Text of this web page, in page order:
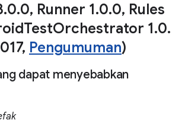
.0.0, Runner 1.0.0, Rules
TestOrchestrator 1.0.
, Pengumuman)
dapat menyebabkan